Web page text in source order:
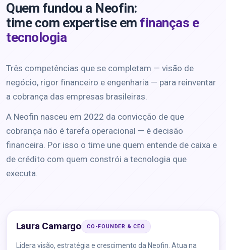
Quem fundou a Neofin:
time com expertise em finanças e
tecnologia
Três competências que se completam — visão de
negócio, rigor financeiro e engenharia — para reinventar
a cobrança das empresas brasileiras.
A Neofin nasceu em 2022 da convicção de que
cobrança não é tarefa operacional — é decisão
financeira. Por isso o time une quem entende de caixa e
de crédito com quem constrói a tecnologia que
executa.
Laura Camargo CO-FOUNDER & CEO
Lidera visão, estratégia e crescimento da Neofin. Atua na